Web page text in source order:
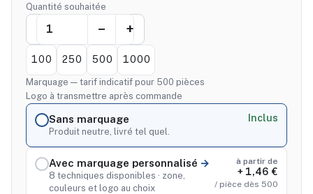
Quantité souhaitée
100 250 500 1000
Marquage — tarif indicatif pour 500 pièces
Logo à transmettre après commande
Sans marquage
Produit neutre, livré tel quel.
Inclus
Avec marquage personnalisé
8 techniques disponibles · zone,
couleurs et logo au choix
à partir de
+ 1,46 €
/ pièce dès 500